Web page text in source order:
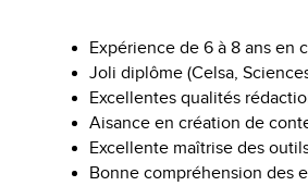
Expérience de 6 à 8 ans en
Joli diplôme (Celsa,
Excellentes qualités
Aisance en création de
Excellente maîtrise des
Bonne compréhension des